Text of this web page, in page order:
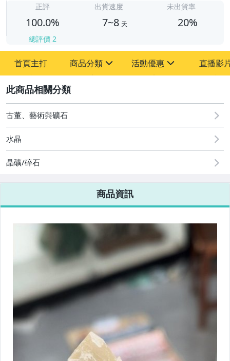
正評
100.0%
總評價 2
出貨速度
7~8 天
未出貨率
20%
首頁主打 商品分類
其它
活動優惠
[全店] 周年慶
[全店] 粉絲專享
直播影
古董、藝術與礦石
水晶
晶礦/碎石
商品資訊